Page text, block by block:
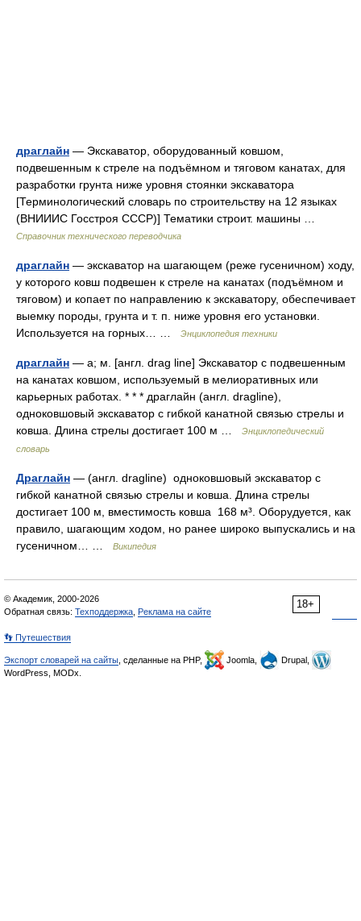
драглайн — Экскаватор, оборудованный ковшом,
подвешенным к стреле на подъёмном и тяговом канатах, для
разработки грунта ниже уровня стоянки экскаватора
[Терминологический словарь по строительству на 12 языках
(ВНИИИС Госстроя СССР)] Тематики строит. машины …
Справочник технического переводчика
драглайн — экскаватор на шагающем (реже гусеничном) ходу,
у которого ковш подвешен к стреле на канатах (подъёмном и
тяговом) и копает по направлению к экскаватору, обеспечивает
выемку породы, грунта и т. п. ниже уровня его установки.
Используется на горных… …
Энциклопедия техники
драглайн — а; м. [англ. drag line] Экскаватор с подвешенным
на канатах ковшом, используемый в мелиоративных или
карьерных работах. * * * драглайн (англ. dragline),
одноковшовый экскаватор с гибкой канатной связью стрелы и
ковша. Длина стрелы достигает 100 м …
Энциклопедический
словарь
Драглайн — (англ. dragline) одноковшовый экскаватор с
гибкой канатной связью стрелы и ковша. Длина стрелы
достигает 100 м, вместимость ковша 168 м³. Оборудуется, как
правило, шагающим ходом, но ранее широко выпускались и на
гусеничном… …
Википедия
18+
© Академик, 2000-2026
Обратная связь: Техподдержка Реклама на сайте
👣 Путешествия
Экспорт словарей на сайты , сделанные на PHP, Joomla,
Drupal,
WordPress, MODx.